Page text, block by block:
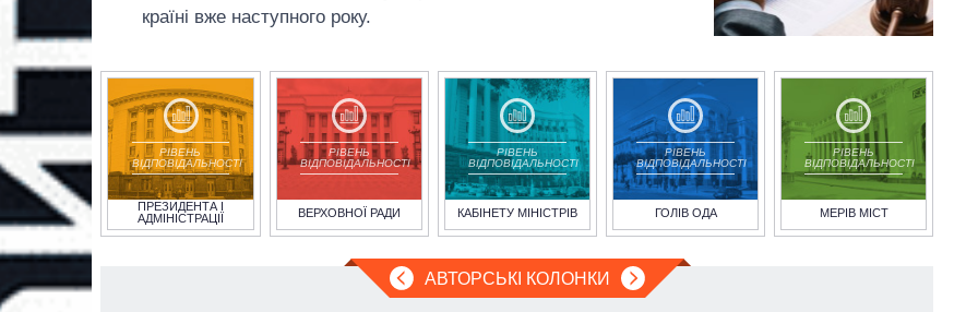
країні вже наступного року.
РІВЕНЬ
ВІДПОВІДАЛЬНОСТІ
ПРЕЗИДЕНТА І
АДМІНІСТРАЦІЇ
РІВЕНЬ
ВІДПОВІДАЛЬНОСТІ
ВЕРХОВНОЇ РАДИ
РІВЕНЬ
ВІДПОВІДАЛЬНОСТІ
КАБІНЕТУ МІНІСТРІВ
РІВЕНЬ
ВІДПОВІДАЛЬНОСТІ
ГОЛІВ ОДА
РІВЕНЬ
ВІДПОВІДАЛЬНОСТІ
МЕРІВ МІСТ
АВТОРСЬКІ КОЛОНКИ